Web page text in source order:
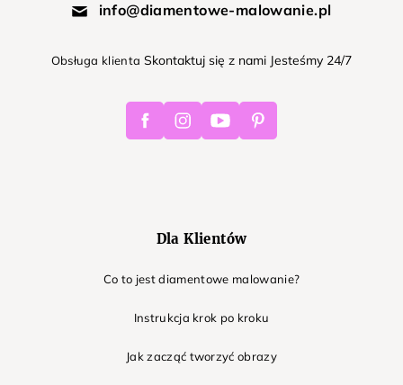
info@diamentowe-malowanie.pl
Obsługa klienta Skontaktuj się z nami Jesteśmy 24/7
FacebookInstagramYoutube Pinterest
Dla Klientów
Co to jest diamentowe malowanie?
Instrukcja krok po kroku
Jak zacząć tworzyć obrazy